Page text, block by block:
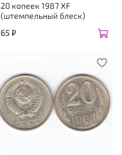
20 копеек 1987 XF
(штемпельный блеск)
65 ₽